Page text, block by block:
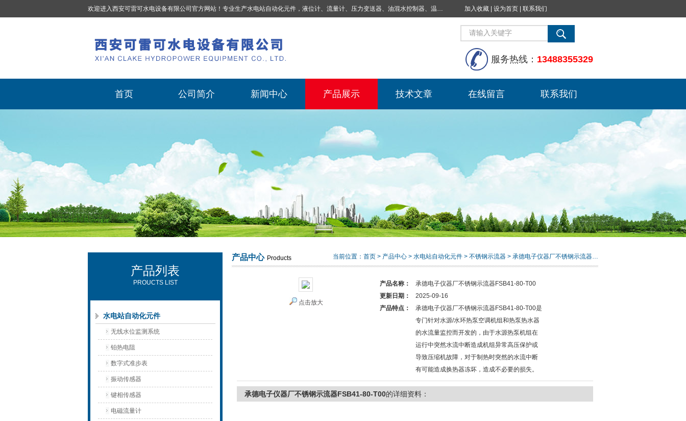
欢迎进入西安可雷可水电设备有限公司官方网站！专业生产水电站自动化元件，液位计、流量计、压力变送器、油混水控制器、温度传感器、电磁阀球阀蝶阀、测速装置、位移变送器、油冷却器、自动补气装置、机械过速保护装置、排水控制柜、压油装置控制系统、液位集中控制系统、水力量测控制系统、水轮发电机组监测系统、电容式液位开关、压力表、测温制动柜、蝴蝶阀球阀控制柜 | 加入收藏 设为首页 联系我们
西安可雷可水电设备有限公司
服务热线： 13488355329
首页 公司简介 新闻中心 产品展示 技术文章 在线留言 联系我们
产品列表
PROUCTS LIST
水电站自动化元件
无线水位监测系统
铂热电阻
数字式准步表
振动传感器
键相传感器
电磁流量计
产品中心 Products 当前位置： 首页 > 产品中心 > 水电站自动化元件 > 不锈钢示流器 > 承德电子仪器厂不锈钢示流器FSB41-80-T00
点击放大
产品名称：
承德电子仪器厂不锈钢示流器FSB41-80-T00
更新日期：
2025-09-16
产品特点：
承德电子仪器厂不锈钢示流器FSB41-80-T00是
专门针对水源/水环热泵空调机组和热泵热水器
的水流量监控而开发的，由于水源热泵机组在
运行中突然水流中断造成机组异常高压保护或
导致压缩机故障，对于制热时突然的水流中断
有可能造成换热器冻坏，造成不必要的损失。
承德电子仪器厂不锈钢示流器FSB41-80-T00的详细资料：